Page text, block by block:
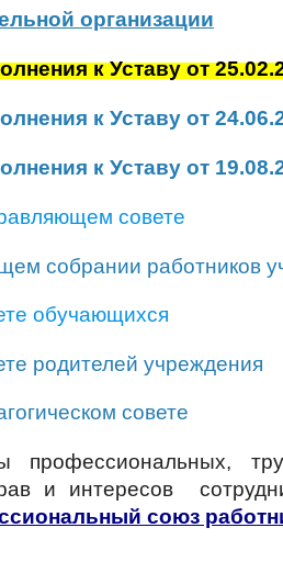
организации
к Уставу от 25.02.
к Уставу от
к Уставу от
совете
собрании работников
обучающихся
родителей учреждения
совете
и интересов
союз